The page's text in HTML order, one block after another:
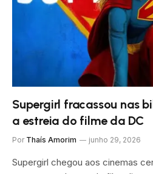
Supergirl fracassou nas
a estreia do filme da DC
Por Thaís Amorim junho 29, 2026
Supergirl chegou aos cinemas